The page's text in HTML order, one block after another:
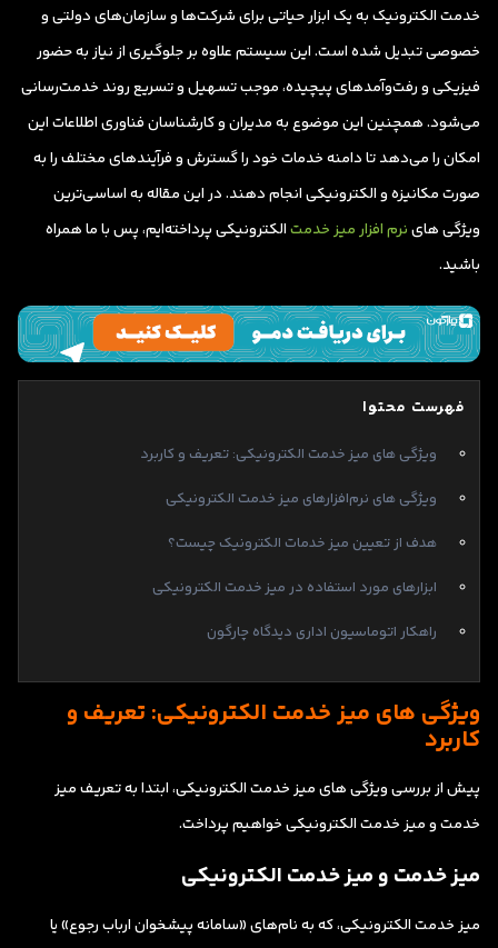
خدمت الکترونیک به یک ابزار حیاتی برای شرکت‌ها و سازمان‌های دولتی و
خصوصی تبدیل شده است. این سیستم علاوه بر جلوگیری از نیاز به حضور
فیزیکی و رفت‌وآمدهای پیچیده، موجب تسهیل و تسریع روند خدمت‌رسانی
می‌شود. همچنین این موضوع به مدیران و کارشناسان فناوری اطلاعات این
امکان را می‌دهد تا دامنه خدمات خود را گسترش و فرآیندهای مختلف را به
صورت مکانیزه و الکترونیکی انجام دهند. در این مقاله به اساسی‌ترین
ویژگی هاینرم افزار میز خدمتالکترونیکی پرداخته‌ایم، پس با ما همراه
باشید.
فهرست محتوا
ویژگی های میز خدمت الکترونیکی: تعریف و کاربرد
ویژگی های نرم‌افزارهای میز خدمت الکترونیکی
هدف از تعیین میز خدمات الکترونیک چیست؟
ابزارهای مورد استفاده در میز خدمت الکترونیکی
راهکار اتوماسیون اداری دیدگاه چارگون
ویژگی های میز خدمت الکترونیکی: تعریف و
کاربرد
پیش از بررسی ویژگی های میز خدمت الکترونیکی، ابتدا به تعریف میز
خدمت و میز خدمت الکترونیکی خواهیم پرداخت.
میز خدمت و میز خدمت الکترونیکی
میز خدمت الکترونیکی، که به نام‌های «سامانه پیشخوان ارباب رجوع» یا